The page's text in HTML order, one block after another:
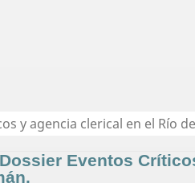
y agencia clerical en el Río
Eventos